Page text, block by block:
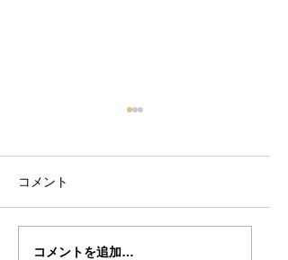
倉沢さんのグァルネ
コメント
コメントを追加…